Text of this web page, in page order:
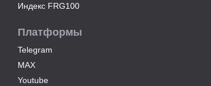
Индекс FRG100
Платформы
Telegram
MAX
Youtube